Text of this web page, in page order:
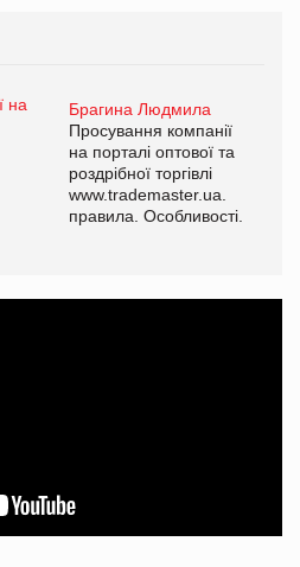
Брагина Людмила
Просування компанії
на порталі оптової та
роздрібної торгівлі
www.trademaster.ua.
правила. Особливості.